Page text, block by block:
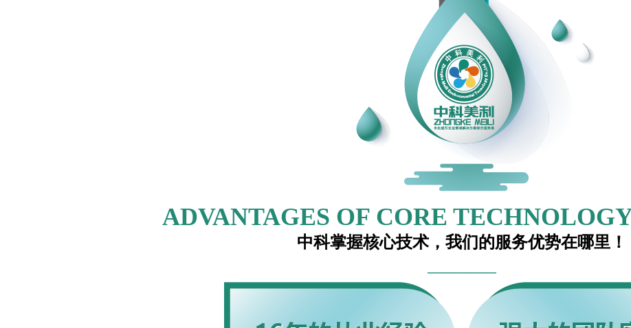
ADVANTAGES OF CORE
中科掌握核心技术，我们的服务优势在哪里！
—————